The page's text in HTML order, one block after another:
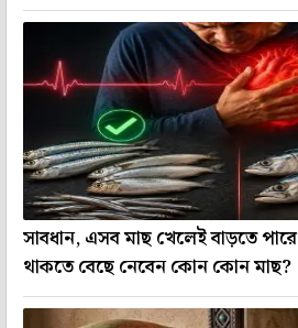
সাবধান, এসব মাছ খেলেই বাড়তে
থাকতে বেছে নেবেন কোন কোন মাছ?